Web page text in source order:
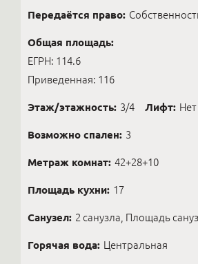
Передаётся право:
Общая площадь:
ЕГРН: 114.6
Приведенная: 116
Этаж/этажность: 3/4 Лифт: Нет
Возможно спален: 3
Метраж комнат: 42+28+10
Площадь кухни: 17
Санузел: 2 санузла, Площадь
Горячая вода: Центральная